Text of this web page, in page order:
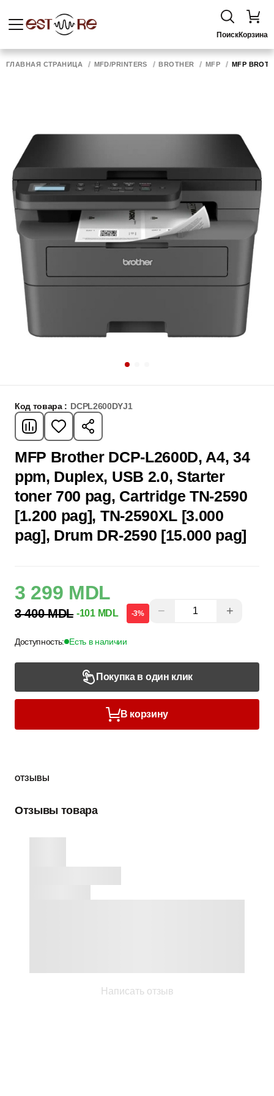
ПоискКорзина
ГЛАВНАЯ СТРАНИЦА MFD/PRINTERS BROTHER MFP MFP
Код товара : DCPL2600DYJ1
MFP Brother DCP-L2600D, A4, 34
ppm, Duplex, USB 2.0, Starter
toner 700 pag, Cartridge TN-2590
[1.200 pag], TN-2590XL [3.000
pag], Drum DR-2590 [15.000 pag]
3 299 MDL
3 400 MDL -101 MDL -3% − +
Доступность: Есть в наличии
Покупка в один клик
В корзину
ОТЗЫВЫ
Отзывы товара
Написать отзыв